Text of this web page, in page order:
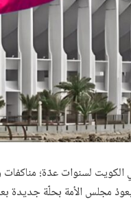
لسنوات عدّة؛
يعودُ مجلس الأمة بحلّة جديدة